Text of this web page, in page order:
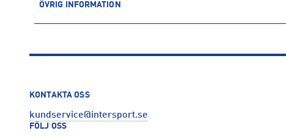
ÖVRIG INFORMATION
Leverantörens produktnummer: 705-1028993
Tillverkaradress: Vasteland 100, 3011 BP, Rotterdam, NL
KONTAKTA OSS
kundservice@intersport.se
FÖLJ OSS